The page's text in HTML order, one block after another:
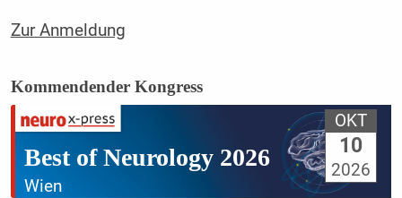
Zur Anmeldung
Kommendender Kongress
Best of Neurology 2026
Wien
OKT
10
2026